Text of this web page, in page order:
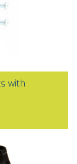
with